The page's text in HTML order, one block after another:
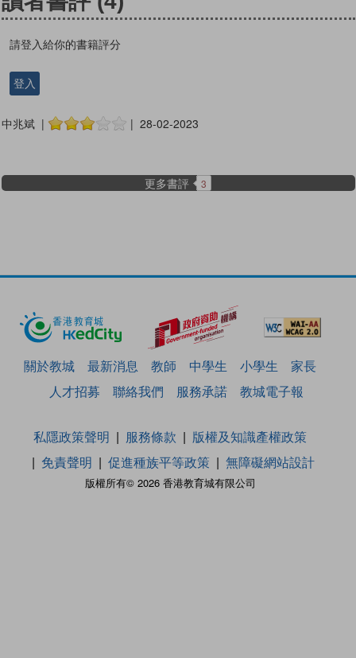
請登入給你的書籍評分
登入
中兆斌 | | 28-02-2023
更多書評 3
關於教城 最新消息 教師 中學生 小學生
家長
人才招募
聯絡我們 服務承諾 教城電子報
版權所有© 2026 香港教育城有限公司
私隱政策聲明 服務條款
版權及知識產權政策
免責聲明
促進種族平等政策 無障礙網站設計